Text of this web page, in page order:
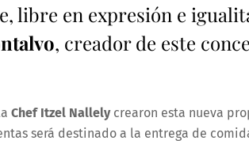
libre en expresión e
, creador de este
Chef Itzel Nallelycrearon esta nueva
será destinado a la entrega de